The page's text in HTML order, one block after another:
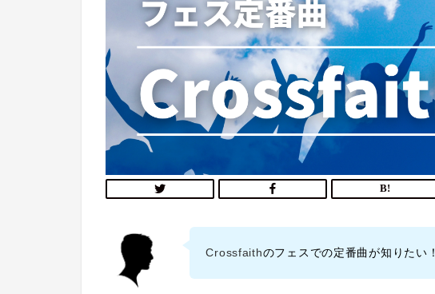
Crossfaithのフェスでの定番曲が知りたい！